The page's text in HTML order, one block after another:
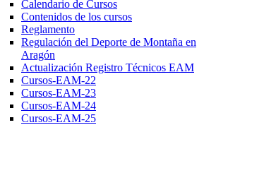
Calendario de Cursos
Contenidos de los cursos
Reglamento
Regulación del Deporte de Montaña en
Aragón
Actualización Registro Técnicos EAM
Cursos-EAM-22
Cursos-EAM-23
Cursos-EAM-24
Cursos-EAM-25